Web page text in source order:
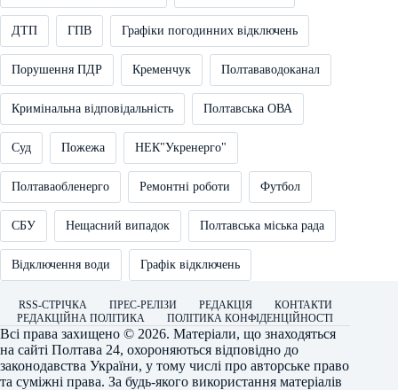
ДТП ГПВ Графіки погодинних відключень
Порушення ПДР Кременчук Полтававодоканал
Кримінальна відповідальність Полтавська ОВА
Суд Пожежа НЕК"Укренерго"
Полтаваобленерго Ремонтні роботи Футбол
СБУ Нещасний випадок Полтавська міська рада
Відключення води Графік відключень
RSS-СТРІЧКА ПРЕС-РЕЛІЗИ РЕДАКЦІЯ
КОНТАКТИ
РЕДАКЦІЙНА ПОЛІТИКА
ПОЛІТИКА КОНФІДЕНЦІЙНОСТІ
Всі права захищено © 2026. Матеріали, що знаходяться
на сайті Полтава 24, охороняються відповідно до
законодавства України, у тому числі про авторське право
та суміжні права. За будь-якого використання матеріалів